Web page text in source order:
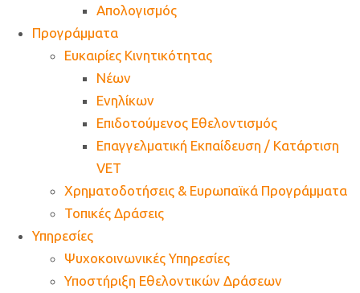
Απολογισμός
Προγράμματα
Ευκαιρίες Κινητικότητας
Νέων
Ενηλίκων
Επιδοτούμενος Εθελοντισμός
Επαγγελματική Εκπαίδευση / Κατάρτιση
VET
Χρηματοδοτήσεις & Ευρωπαϊκά Προγράμματα
Τοπικές Δράσεις
Υπηρεσίες
Ψυχοκοινωνικές Υπηρεσίες
Υποστήριξη Εθελοντικών Δράσεων